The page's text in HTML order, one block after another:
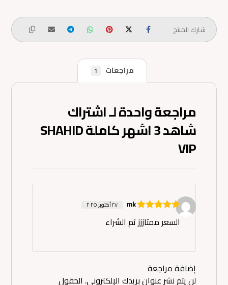
مراجعات 1
مراجعة واحدة لـاشتراك
شاهد 3 اشهر كاملة SHAHID
VIP
تم التقييم
من 5
mk ٢٧ أكتوبر ٢٠٢٥
السعر ممتاززز تم الشراء
إضافة مراجعة
لن يتم نشر عنوان بريدك الإلكتروني. الحقول